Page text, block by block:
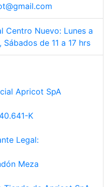
Centro Nuevo: Lunes a
de 11 a 17 hrs
Apricot SpA
K
Legal:
Meza